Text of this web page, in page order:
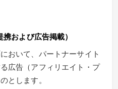
および広告掲載）
おいて、パートナーサイト
広告（アフィリエイト・プ
とします。